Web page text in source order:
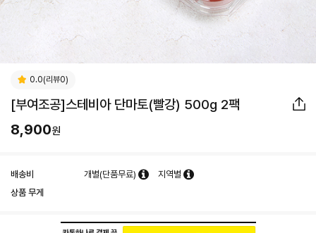
0.0(리뷰0)
[부여조공]스테비아 단마토(빨강) 500g 2팩
8,900원
배송비 개별(단품무료)
지역별
상품 무게